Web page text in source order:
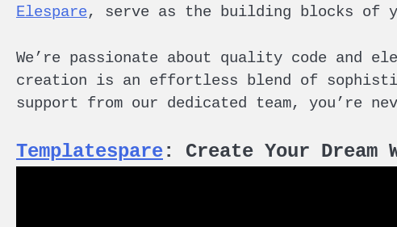
Elespare, serve as the building blocks of
We’re passionate about quality code and
creation is an effortless blend of
support from our dedicated team, you’re
Templatespare: Create Your